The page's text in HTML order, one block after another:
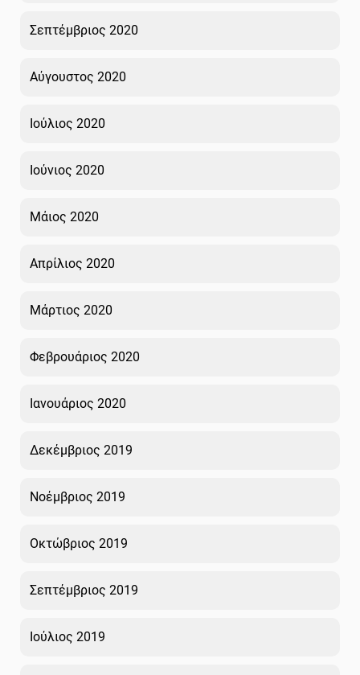
Σεπτέμβριος 2020
Αύγουστος 2020
Ιούλιος 2020
Ιούνιος 2020
Μάιος 2020
Απρίλιος 2020
Μάρτιος 2020
Φεβρουάριος 2020
Ιανουάριος 2020
Δεκέμβριος 2019
Νοέμβριος 2019
Οκτώβριος 2019
Σεπτέμβριος 2019
Ιούλιος 2019